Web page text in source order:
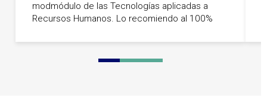
modmódulo de las Tecnologías aplicadas a
Recursos Humanos. Lo recomiendo al 100%
0 1 2 3 4 5 6